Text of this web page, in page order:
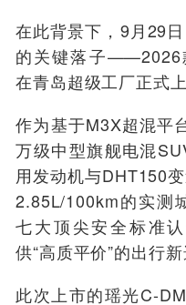
在此背景下，9月29
的关键落子——2026
在青岛超级工厂正式上
作为基于M3X超混平
万级中型旗舰电混
用发动机与DHT150
2.85L/100km的实测
七大顶尖安全标准
供“高质平价”的出行新
此次上市的瑶光C-